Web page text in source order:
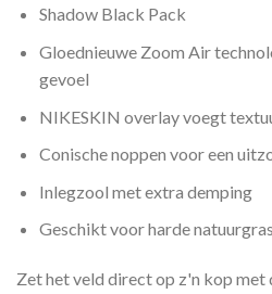
Shadow Black Pack
Gloednieuwe Zoom Air
gevoel
NIKESKIN overlay voegt
Conische noppen voor een
Inlegzool met extra demping
Geschikt voor harde
Zet het veld direct op z'n kop met